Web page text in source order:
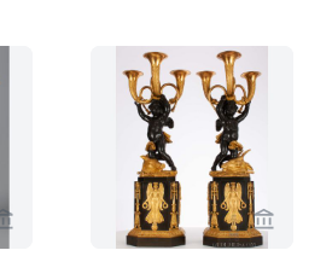
Voir la page vendeur de Daatselaar
Voir la